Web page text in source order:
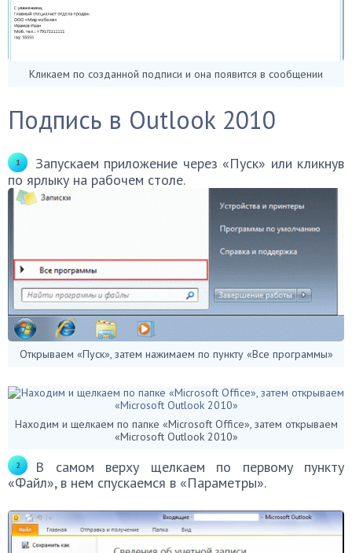
Кликаем по созданной подписи и она появится в сообщении
Подпись в Outlook 2010
Запускаем приложение через «Пуск» или кликнув
по ярлыку на рабочем столе.
Открываем «Пуск», затем нажимаем по пункту «Все программы»
Находим и щелкаем по папке «Microsoft Office», затем открываем
«Microsoft Outlook 2010»
В самом верху щелкаем по первому пункту
«Файл», в нем спускаемся в «Параметры».